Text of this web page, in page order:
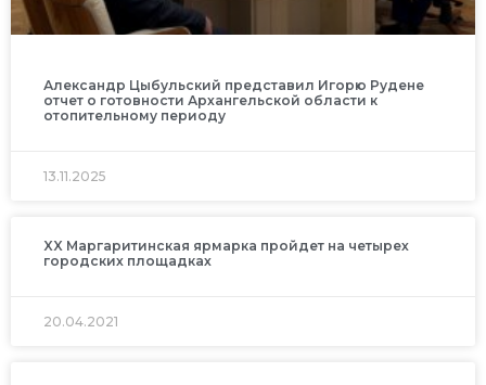
Александр Цыбульский представил Игорю Рудене
отчет о готовности Архангельской области к
отопительному периоду
13.11.2025
XX Маргаритинская ярмарка пройдет на четырех
городских площадках
20.04.2021